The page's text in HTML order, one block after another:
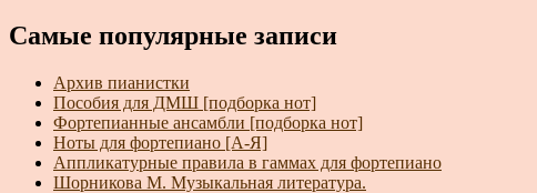
Самые популярные записи
Архив пианистки
Пособия для ДМШ [подборка нот]
Фортепианные ансамбли [подборка нот]
Ноты для фортепиано [А-Я]
Аппликатурные правила в гаммах для фортепиано
Шорникова М. Музыкальная литература.